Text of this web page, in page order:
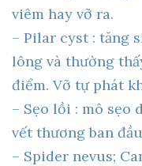
viêm hay vỡ ra.
– Pilar cyst : tăng
lông và thường
điểm. Vỡ tự phát
– Sẹo lồi : mô sẹo
vết thương ban
– Spider nevus;